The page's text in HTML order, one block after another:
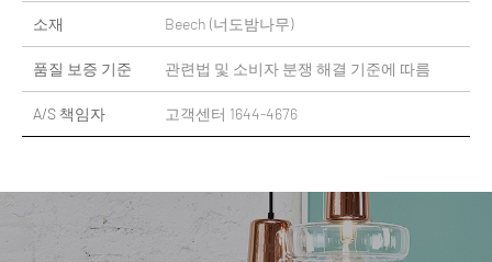
소재 Beech (너도밤나무)
품질 보증 기준 관련법 및 소비자 분쟁 해결 기준에 따름
A/S 책임자 고객센터 1644-4676